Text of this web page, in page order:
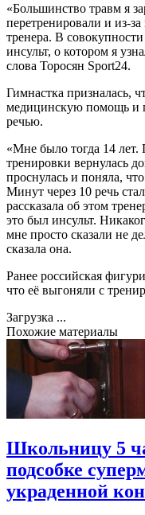
«Большинство травм я
перетренировали и из-
тренера. В
инсульт, о котором я
слова Торосян Sport24.
Гимнастка призналась,
медицинскую помощь и
речью.
«Мне было тогда 14 лет.
тренировки вернулась
проснулась и поняла,
Минут через 10 речь
рассказала об этом
это был инсульт.
мне просто сказали не
сказала она.
Ранее российская
что её выгоняли с
Загрузка ...
Похожие материалы
Школьницу 5
подсобке
украденной